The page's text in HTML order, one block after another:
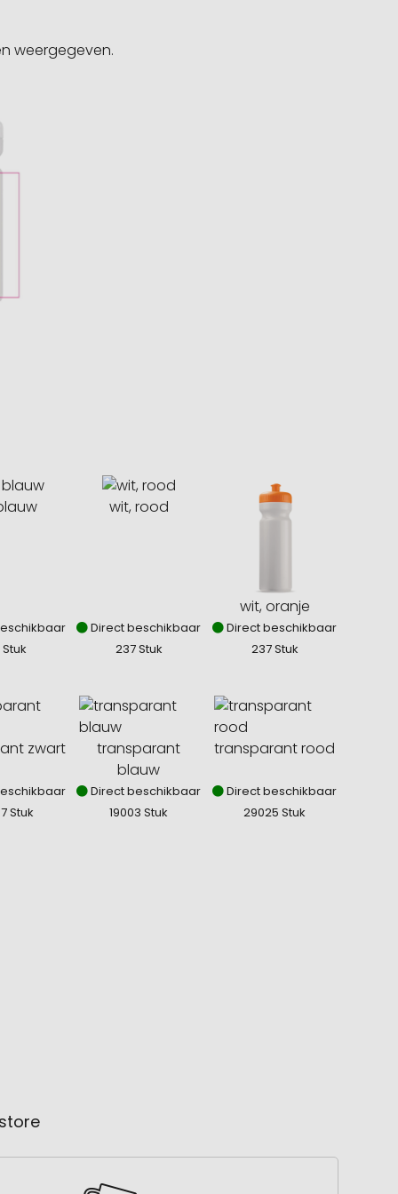
weergegeven.
wit, rood
Direct beschikbaar
237 Stuk
wit, oranje
Direct beschikbaar
237 Stuk
zwart
Stuk
transparant
blauw
Direct beschikbaar
19003 Stuk
transparant rood
Direct beschikbaar
29025 Stuk